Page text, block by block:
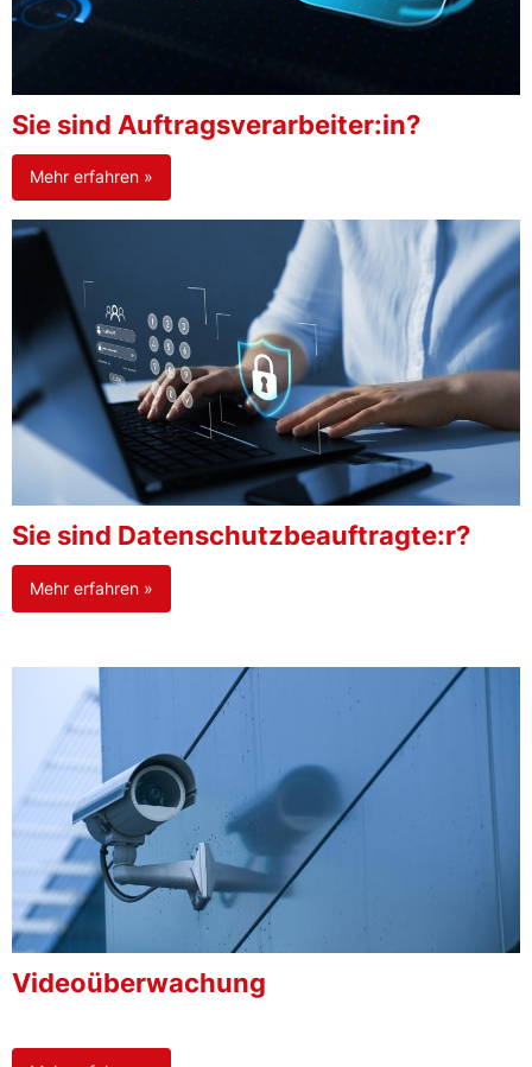
Sie sind Auftragsverarbeiter:in?
Mehr erfahren »
Sie sind Datenschutzbeauftragte:r?
Mehr erfahren »
Videoüberwachung